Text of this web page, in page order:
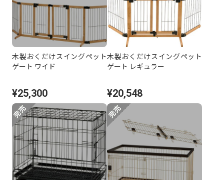
木製おくだけスイングペット
ゲート ワイド
¥25,300
木製おくだけスイングペット
ゲート レギュラー
¥20,548